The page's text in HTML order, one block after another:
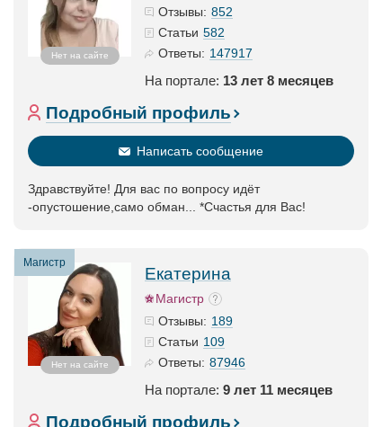
Нет на сайте
Отзывы: 852
Статьи 582
Ответы: 147917
На портале: 13 лет 8 месяцев
Подробный профиль
Написать сообщение
Здравствуйте! Для вас по вопросу идёт
-опустошение,само обман... *Счастья для Вас!
Магистр
Нет на сайте
Екатерина
Магистр
Отзывы: 189
Статьи 109
Ответы: 87946
На портале: 9 лет 11 месяцев
Подробный профиль